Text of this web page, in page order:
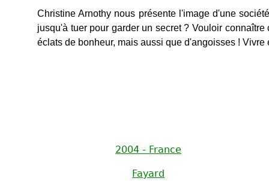
Christine Arnothy nous présente l'image d'une
jusqu'à tuer pour garder un secret ? Vouloir
éclats de bonheur, mais aussi que d'angoisses ! Vivre
2004 - France
Fayard